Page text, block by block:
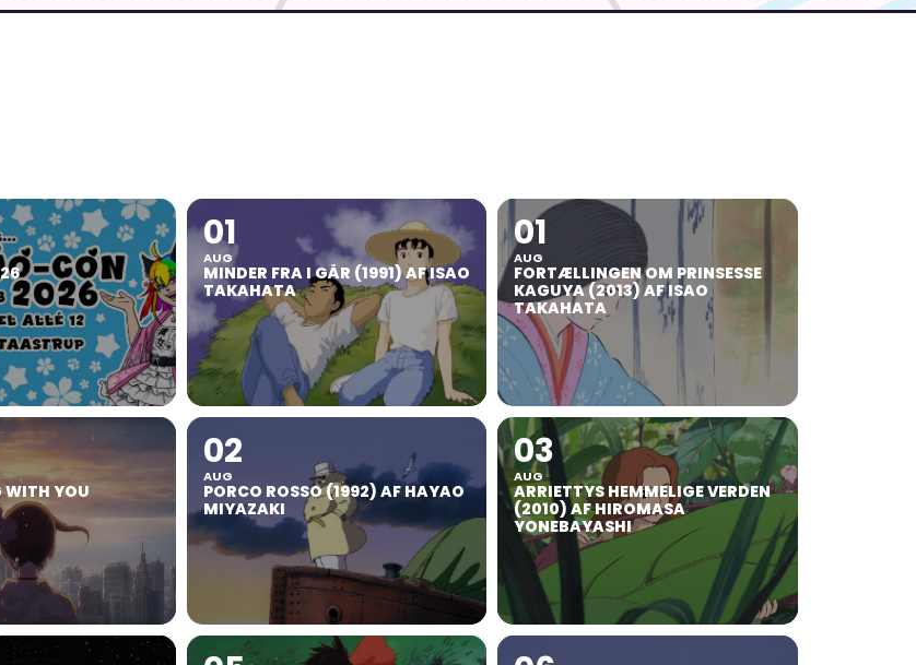
01
AUG
MINDER FRA I GÅR (1991) AF ISAO
TAKAHATA
01
AUG
FORTÆLLINGEN OM PRINSESSE
KAGUYA (2013) AF ISAO
TAKAHATA
WITH YOU
02
AUG
PORCO ROSSO (1992) AF HAYAO
MIYAZAKI
03
AUG
ARRIETTYS HEMMELIGE VERDEN
(2010) AF HIROMASA
YONEBAYASHI